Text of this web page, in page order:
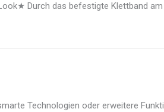
Durch das befestigte Klettband
Technologien oder erweitere